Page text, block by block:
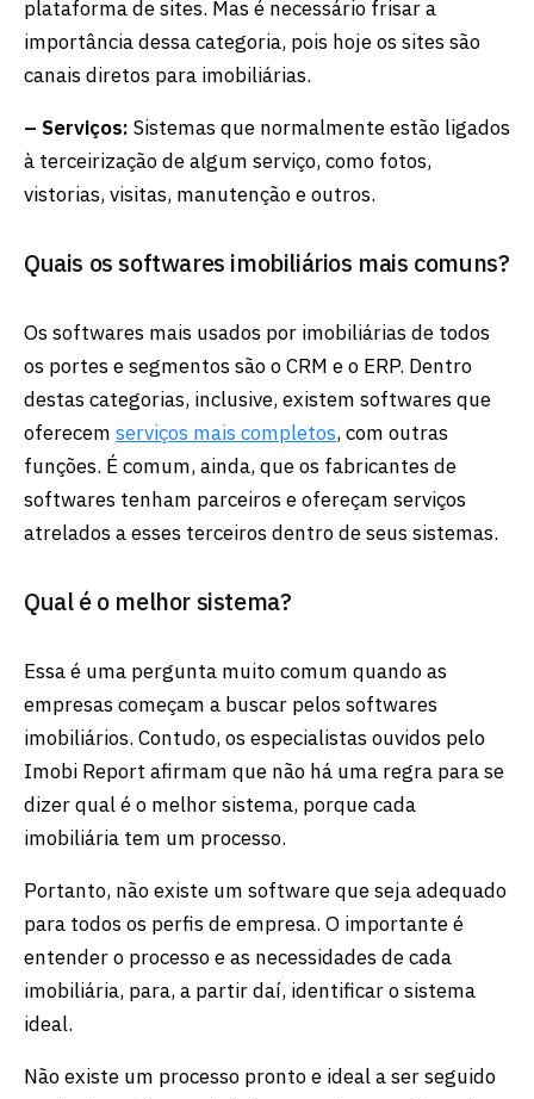
plataforma de sites. Mas é necessário frisar a
importância dessa categoria, pois hoje os sites são
canais diretos para imobiliárias.
– Serviços: Sistemas que normalmente estão ligados
à terceirização de algum serviço, como fotos,
vistorias, visitas, manutenção e outros.
Quais os softwares imobiliários mais comuns?
Os softwares mais usados por imobiliárias de todos
os portes e segmentos são o CRM e o ERP. Dentro
destas categorias, inclusive, existem softwares que
oferecem serviços mais completos, com outras
funções. É comum, ainda, que os fabricantes de
softwares tenham parceiros e ofereçam serviços
atrelados a esses terceiros dentro de seus sistemas.
Qual é o melhor sistema?
Essa é uma pergunta muito comum quando as
empresas começam a buscar pelos softwares
imobiliários. Contudo, os especialistas ouvidos pelo
Imobi Report afirmam que não há uma regra para se
dizer qual é o melhor sistema, porque cada
imobiliária tem um processo.
Portanto, não existe um software que seja adequado
para todos os perfis de empresa. O importante é
entender o processo e as necessidades de cada
imobiliária, para, a partir daí, identificar o sistema
ideal.
Não existe um processo pronto e ideal a ser seguido